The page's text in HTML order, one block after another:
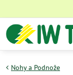
Nohy a Podnože